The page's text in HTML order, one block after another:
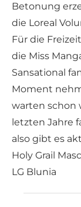
Betonung
die Loreal
Für die
die Miss
Sansational
Moment
warten schon
letzten Jahre
also gibt es
Holy Grail
LG Blunia